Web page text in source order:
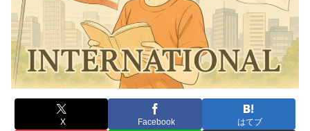
X Facebook はてブ